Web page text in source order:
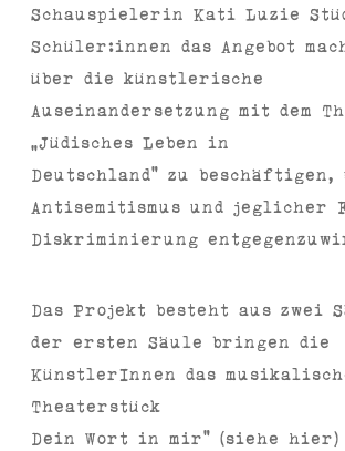
Schauspielerin Kati Luzie
Schüler:innen das Angebot
über die künstlerische
Auseinandersetzung mit dem
„Jüdisches Leben in
Deutschland“ zu beschäftigen,
Antisemitismus und jeglicher
Diskriminierung
Das Projekt besteht aus zwei
der ersten Säule bringen die
KünstlerInnen das
Theaterstück
Dein Wort in mir“ (siehe